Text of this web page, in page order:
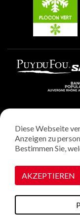
Plagne Aime 2000
Rechtliche Hinweise
Datenschutzrichtlinie
Verwaltung von
Diese Webseite
Anzeigen zu
Bestimmen Sie,
AKZEPTIEREN